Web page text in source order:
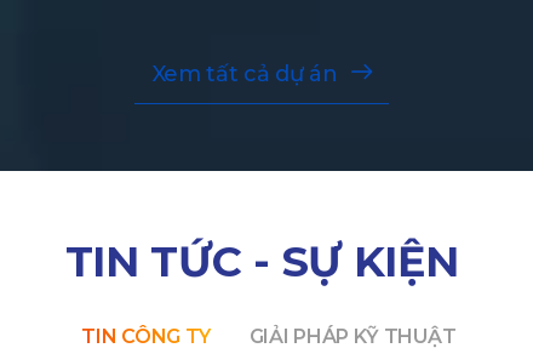
Xem tất cả dự án
TIN TỨC - SỰ KIỆN
TIN CÔNG TY GIẢI PHÁP KỸ THUẬT